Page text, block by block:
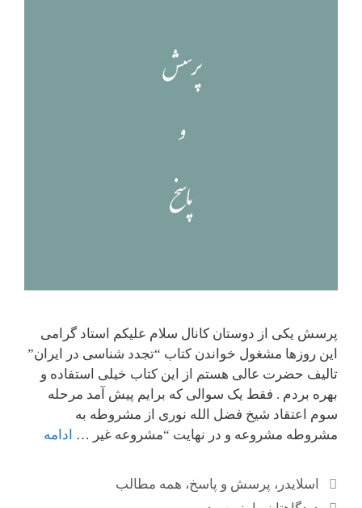
پرسش یکی از دوستان کانال سلام علیکم استاد گرامی
این روزها مشغول خواندن کتاب “تجدد شناسی در ایران”
تالیف حضرت عالی هستم از این کتاب خیلی استفاده و
بهره بردم . فقط یک سوالی که برایم پیش آمد مرحله
سوم اعتقاد شیخ فضل الله نوری از مشروطه به
مشروطه مشروعه و در نهایت “مشروعه غیر …
ادامه
دسته‌ها
اسلایدر ، پرسش و پاسخ، همه مطالب